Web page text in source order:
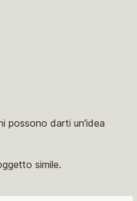
possono darti un'idea
simile.